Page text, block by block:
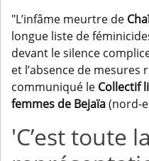
"L’infâme meurtre de
longue liste de
devant le silence
et l’absence de mesures
communiqué le Collectif
femmes de Bejaïa(nord-
'C’est toute la